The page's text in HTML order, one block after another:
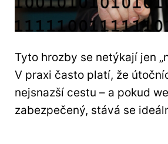
Tyto hrozby se netýkají jen
V praxi často platí, že
nejsnazší cestu – a pokud
zabezpečený, stává se